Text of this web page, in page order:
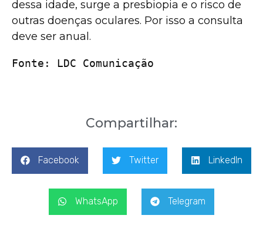
dessa idade, surge a presbiopia e o risco de
outras doenças oculares. Por isso a consulta
deve ser anual.
Fonte: LDC Comunicação
Compartilhar:
Facebook Twitter LinkedIn
WhatsApp Telegram